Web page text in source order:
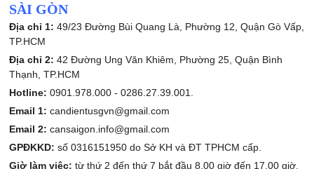
SÀI GÒN
Địa chỉ 1: 49/23 Đường Bùi Quang Là, Phường 12, Quận Gò Vấp,
TP.HCM
Địa chỉ 2:42 Đường Ung Văn Khiêm, Phường 25, Quận Bình
Thạnh, TP.HCM
Hotline: 0901.978.000 -0286.27.39.001.
Email 1: candientusgvn@gmail.com
Email 2: cansaigon.info@gmail.com
GPĐKKD: số 0316151950 do Sở KH và ĐT TPHCM cấp.
Giờ làm việc: từ thứ 2 đến thứ 7 bắt đầu 8.00 giờ đến 17.00 giờ.